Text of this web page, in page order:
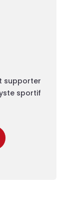
supporter
sportif